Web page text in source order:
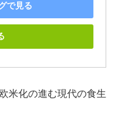
で見る
米化の進む現代の食生